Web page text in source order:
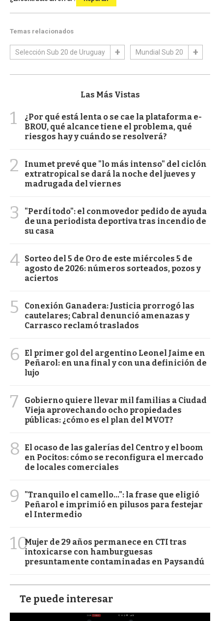
Temas relacionados
Selección Sub 20 de Uruguay Mundial Sub 20
Las Más Vistas
1
¿Por qué está lenta o se cae la plataforma e-
BROU, qué alcance tiene el problema, qué
riesgos hay y cuándo se resolverá?
2
Inumet prevé que "lo más intenso" del ciclón
extratropical se dará la noche del jueves y
madrugada del viernes
3
"Perdí todo": el conmovedor pedido de ayuda
de una periodista deportiva tras incendio de
su casa
4 Sorteo del 5 de Oro de este miércoles 5 de
agosto de 2026: números sorteados, pozos y
aciertos
5
Conexión Ganadera: Justicia prorrogó las
cautelares; Cabral denunció amenazas y
Carrasco reclamó traslados
6
El primer gol del argentino Leonel Jaime en
Peñarol: en una final y con una definición de
lujo
7
Gobierno quiere llevar mil familias a Ciudad
Vieja aprovechando ocho propiedades
públicas: ¿cómo es el plan del MVOT?
8
El ocaso de las galerías del Centro y el boom
en Pocitos: cómo se reconfigura el mercado
de locales comerciales
9
"Tranquilo el camello...": la frase que eligió
Peñarol e imprimió en pilusos para festejar
el Intermedio
10Mujer de 29 años permanece en CTI tras
intoxicarse con hamburguesas
presuntamente contaminadas en Paysandú
Te puede interesar